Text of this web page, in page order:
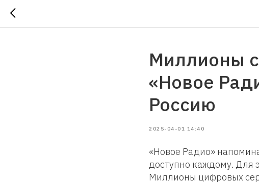
Миллионы
«Новое
Россию
2025-04-01 14:40
«Новое Радио»
доступно каждому. Для
Миллионы цифровых